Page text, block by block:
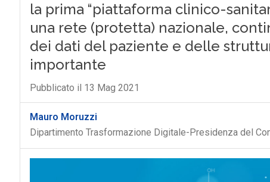
la prima “piattaforma clinico-
una rete (protetta) nazionale,
dei dati del paziente e delle
importante
Pubblicato il 13 Mag 2021
Mauro Moruzzi
Dipartimento Trasformazione Digitale-Presidenza del